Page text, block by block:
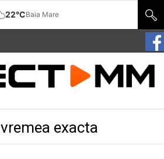
22°CBaia Mare
vremea exacta